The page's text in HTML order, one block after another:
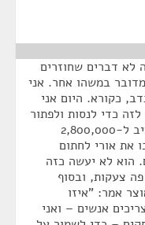
לא דברים שחוזרים
במשהו אחר. אני
3 שנים כמתנדב, כקורא. היום אני
כדי לנסות ולפתור
בעיות. לפני כ-3 שנים חתכו את התקציב ל-2,800,000
את אורי לחתום
על 4,500,000 שקלים. הוא לא יעשה כזה
צעקות, ובסוף
אמר: "איזו
צריכים אנשים – ואני